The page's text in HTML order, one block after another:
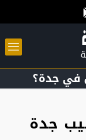
في جدة؟
جدة